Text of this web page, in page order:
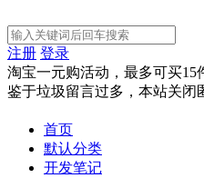
注册 登录
淘宝一元购活动，最多可买15
鉴于垃圾留言过多，本站关闭
首页
默认分类
开发笔记